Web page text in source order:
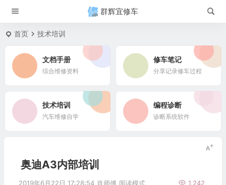
群辉宜修车
首页 技术培训
文档手册
综合维修资料
修车笔记
分享记录修车过程
技术培训
汽车维修自学
编程诊断
诊断系统软件
奥迪A3内部培训
2019年6月22日 17:28:54 肖师傅 1,242
阅读模式